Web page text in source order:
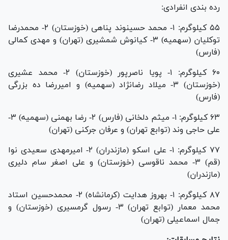
رده بندی انفرادی:
۵۵ کیلوگرم: ۱- محمد حسینوند پناهی (خوزستان) ۲- محمدرضا
توکلیان (سهمیه) ۳- کیانوش شمشیری (تهران) و مهدی کمالی
(فارس)
۶۰ کیلوگرم: ۱- پویا ناصرپور (خوزستان) ۲- محمد عشیری
(خوزستان) ۳- میلاد رضانژاد (سهمیه) و امیررضا ده بزرگی
(فارس)
۶۳ کیلوگرم: ۱- میثم دلخانی (فارس) ۲- رضا بهمنی (سهمیه) ۳-
علی حاجی وند (توابع تهران) و عرفان جرکنی (تهران)
۷۷ کیلوگرم: ۱- علی اسکو (مازندران) ۲- امیرمهدی سعیدی نوا
(قم) ۳- محمد ناقوسی (خوزستان) و علی اصغر سام دلیری
(مازندران)
۸۷ کیلوگرم: ۱- بهروز هدایت (کرمانشاه) ۲- محمدحسین استاد
محمد معمار (توابع تهران) ۳- رسول گرمسیری (خوزستان) و
جمال اسماعیلی (تهران)